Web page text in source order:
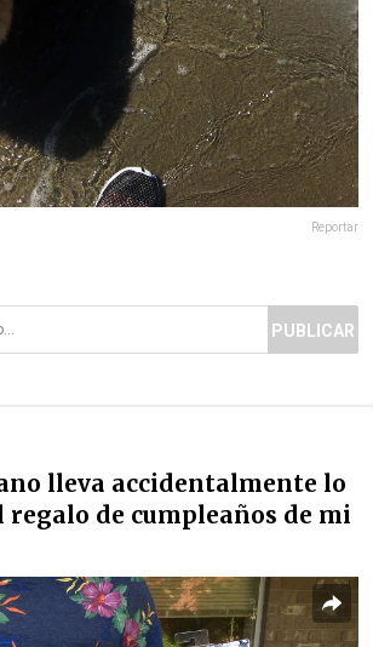
Reportar
PUBLICAR
lleva accidentalmente lo
regalo de cumpleaños de mi